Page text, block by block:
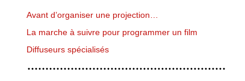
Avant d’organiser une projection…
La marche à suivre pour programmer un film
Diffuseurs spécialisés